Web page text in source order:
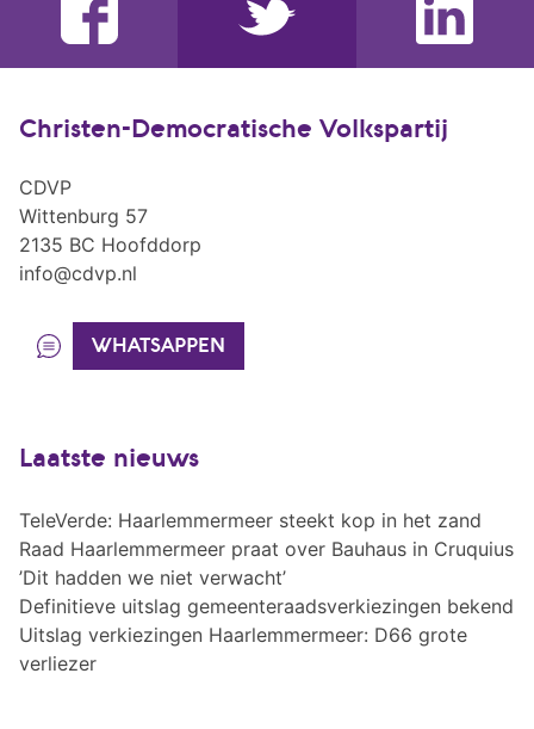
Christen-Democratische Volkspartij
CDVP
Wittenburg 57
2135 BC Hoofddorp
info@cdvp.nl
WHATSAPPEN
Laatste nieuws
TeleVerde: Haarlemmermeer steekt kop in het zand
Raad Haarlemmermeer praat over Bauhaus in Cruquius
’Dit hadden we niet verwacht’
Definitieve uitslag gemeenteraadsverkiezingen bekend
Uitslag verkiezingen Haarlemmermeer: D66 grote
verliezer